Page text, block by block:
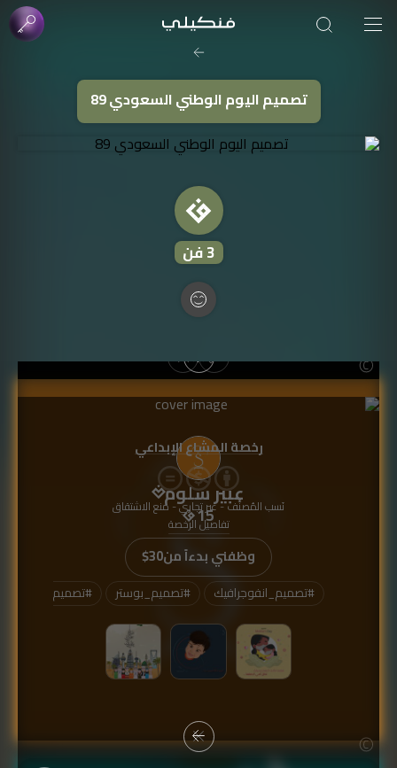
تصميم اليوم الوطني السعودي 89
3فن
عبير سلوم
15
وظفني بدءاً من$30
#تصميم_انفوجرافيك #تصميم_بوستر #تصميم_شعار
رخصة المشاع الإبداعي
نَسب المُصنَّف - غير تجاري - منع الاشتقاق
تفاصيل الرخصة
صورة الغلاف من فن
SOUFIANE Abid